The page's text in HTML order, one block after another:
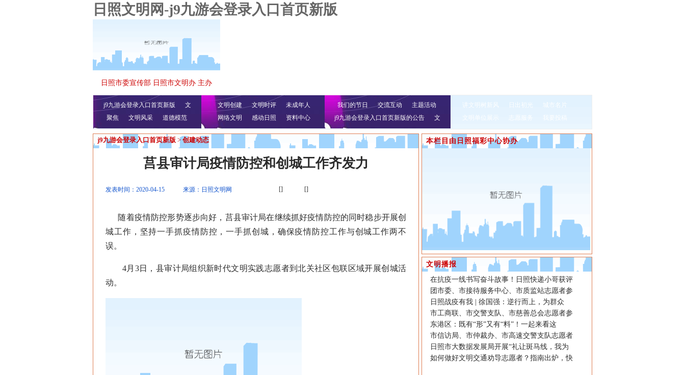
日照文明网-j9九游会登录入口首页新版
日照市委宣传部 日照市文明办 主办
j9九游会登录入口首页新版
文
明播报
公益视频
聚焦 文明风采 道德模范
文明创建 文明时评
未成年人
网络文明
感动日照 资料中心
我们的节日 交流互动
主题活动
j9九游会登录入口首页新版的公告
文
明行动
讲文明树新风 日出初光
城市名片
文明单位展示
志愿服务 我要投稿
j9九游会登录入口首页新版 > 创建动态
莒县审计局疫情防控和创城工作齐发力
发表时间：2020-04-15 来源：日照文明网 [] []
随着疫情防控形势逐步向好，莒县审计局在继续抓好疫情防控的同时稳步开展创
城工作，坚持一手抓疫情防控，一手抓创城，确保疫情防控工作与创城工作两不
误。
4月3日，县审计局组织新时代文明实践志愿者到北关社区包联区域开展创城活
动。
本栏目由日照福彩中心协办
文明播报
在抗疫一线书写奋斗故事！日照快递小哥获评
团市委、市接待服务中心、市质监站志愿者参
日照战疫有我 | 徐国强：逆行而上，为群众
市工商联、市交警支队、市慈善总会志愿者参
东港区：既有“形”又有“料”！一起来看这
市信访局、市仲裁办、市高速交警支队志愿者
日照市大数据发展局开展“礼让斑马线，我为
如何做好文明交通劝导志愿者？指南出炉，快